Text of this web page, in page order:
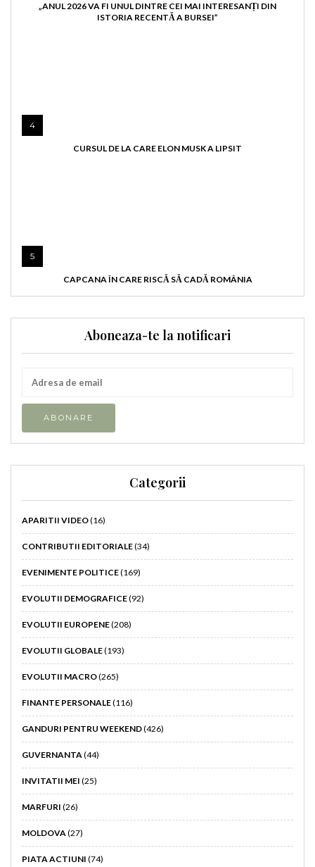
„ANUL 2026 VA FI UNUL DINTRE CEI MAI INTERESANȚI DIN
ISTORIA RECENTĂ A BURSEI”
4
CURSUL DE LA CARE ELON MUSK A LIPSIT
5
CAPCANA ÎN CARE RISCĂ SĂ CADĂ ROMÂNIA
Aboneaza-te la notificari
Categorii
APARITII VIDEO(16)
CONTRIBUTII EDITORIALE(34)
EVENIMENTE POLITICE(169)
EVOLUTII DEMOGRAFICE(92)
EVOLUTII EUROPENE(208)
EVOLUTII GLOBALE(193)
EVOLUTII MACRO(265)
FINANTE PERSONALE(116)
GANDURI PENTRU WEEKEND(426)
GUVERNANTA (44)
INVITATII MEI (25)
MARFURI (26)
MOLDOVA (27)
PIATA ACTIUNI (74)